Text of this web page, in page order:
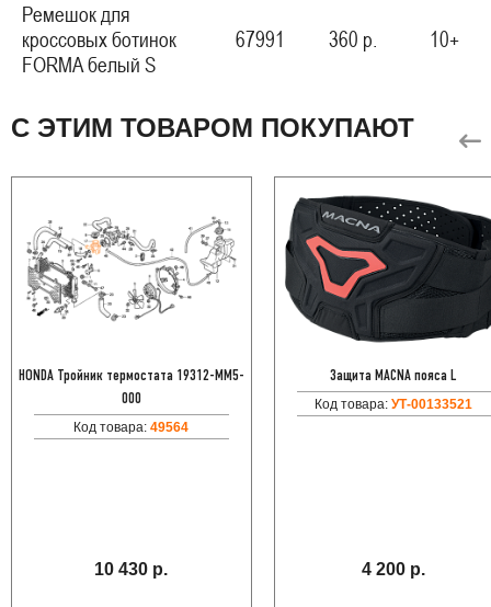
Ремешок для
кроссовых ботинок
FORMA белый S
67991 360 р. 10+
С ЭТИМ ТОВАРОМ ПОКУПАЮТ
HONDA Тройник термостата 19312-MM5-
000
Код товара:49564
10 430 р.
Защита MACNA пояса L
Код товара:УТ-00133521
4 200 р.